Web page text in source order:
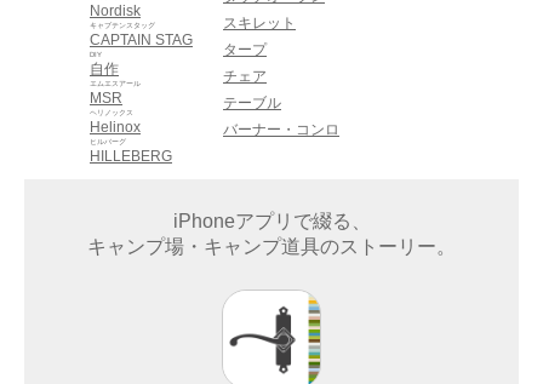
Nordisk
CAPTAIN STAG
キャプテンスタッグ
自作
DIY
MSR
エムエスアール
Helinox
ヘリノックス
HILLEBERG
ヒルバーグ
スキレット
タープ
チェア
テーブル
バーナー・コンロ
iPhoneアプリで綴る、
キャンプ場・キャンプ道具のストーリー。